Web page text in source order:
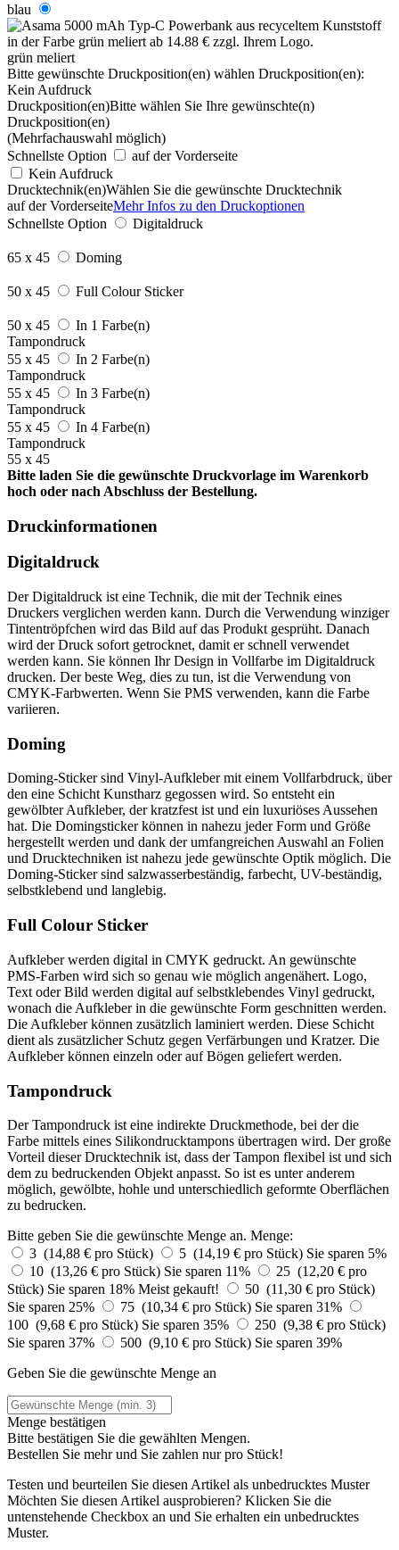
blau
grün meliert
Bitte gewünschte Druckposition(en) wählen Druckposition(en):
Kein Aufdruck
Druckposition(en)Bitte wählen Sie Ihre gewünschte(n)
Druckposition(en)
(Mehrfachauswahl möglich)
Schnellste Option
auf der Vorderseite
Kein Aufdruck
Drucktechnik(en)Wählen Sie die gewünschte Drucktechnik
auf der VorderseiteMehr Infos zu den Druckoptionen
Schnellste Option
Digitaldruck
65 x 45 Doming
50 x 45 Full Colour Sticker
50 x 45
In 1 Farbe(n)
Tampondruck
55 x 45
In 2 Farbe(n)
Tampondruck
55 x 45
In 3 Farbe(n)
Tampondruck
55 x 45
In 4 Farbe(n)
Tampondruck
55 x 45
Bitte laden Sie die gewünschte Druckvorlage im Warenkorb
hoch oder nach Abschluss der Bestellung.
Druckinformationen
Digitaldruck
Der Digitaldruck ist eine Technik, die mit der Technik eines
Druckers verglichen werden kann. Durch die Verwendung winziger
Tintentröpfchen wird das Bild auf das Produkt gesprüht. Danach
wird der Druck sofort getrocknet, damit er schnell verwendet
werden kann. Sie können Ihr Design in Vollfarbe im Digitaldruck
drucken. Der beste Weg, dies zu tun, ist die Verwendung von
CMYK-Farbwerten. Wenn Sie PMS verwenden, kann die Farbe
variieren.
Doming
Doming-Sticker sind Vinyl-Aufkleber mit einem Vollfarbdruck, über
den eine Schicht Kunstharz gegossen wird. So entsteht ein
gewölbter Aufkleber, der kratzfest ist und ein luxuriöses Aussehen
hat. Die Domingsticker können in nahezu jeder Form und Größe
hergestellt werden und dank der umfangreichen Auswahl an Folien
und Drucktechniken ist nahezu jede gewünschte Optik möglich. Die
Doming-Sticker sind salzwasserbeständig, farbecht, UV-beständig,
selbstklebend und langlebig.
Full Colour Sticker
Aufkleber werden digital in CMYK gedruckt. An gewünschte
PMS-Farben wird sich so genau wie möglich angenähert. Logo,
Text oder Bild werden digital auf selbstklebendes Vinyl gedruckt,
wonach die Aufkleber in die gewünschte Form geschnitten werden.
Die Aufkleber können zusätzlich laminiert werden. Diese Schicht
dient als zusätzlicher Schutz gegen Verfärbungen und Kratzer. Die
Aufkleber können einzeln oder auf Bögen geliefert werden.
Tampondruck
Der Tampondruck ist eine indirekte Druckmethode, bei der die
Farbe mittels eines Silikondrucktampons übertragen wird. Der große
Vorteil dieser Drucktechnik ist, dass der Tampon flexibel ist und sich
dem zu bedruckenden Objekt anpasst. So ist es unter anderem
möglich, gewölbte, hohle und unterschiedlich geformte Oberflächen
zu bedrucken.
Bitte geben Sie die gewünschte Menge an. Menge:
3 (14,88 € pro Stück)
5 (14,19 € pro Stück) Sie sparen 5%
10 (13,26 € pro Stück) Sie sparen 11%
25 (12,20 € pro
Stück) Sie sparen 18% Meist gekauft!
50 (11,30 € pro Stück)
Sie sparen 25%
75 (10,34 € pro Stück) Sie sparen 31%
100 (9,68 € pro Stück) Sie sparen 35%
250 (9,38 € pro Stück)
Sie sparen 37%
500 (9,10 € pro Stück) Sie sparen 39%
Geben Sie die gewünschte Menge an
Menge bestätigen
Bitte bestätigen Sie die gewählten Mengen.
Bestellen Sie mehr und Sie zahlen nurpro Stück!
Testen und beurteilen Sie diesen Artikel als unbedrucktes Muster
Möchten Sie diesen Artikel ausprobieren? Klicken Sie die
untenstehende Checkbox an und Sie erhalten ein unbedrucktes
Muster.